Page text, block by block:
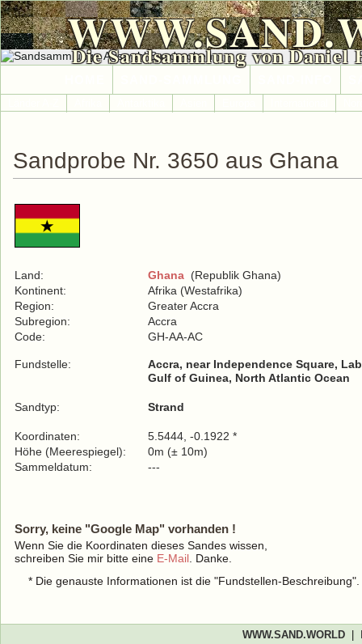
Die Sandsammlung von Daniel
Sandprobe Nr. 3650 aus Ghana
Land: Ghana (Republik Ghana)
Kontinent:
Afrika (Westafrika)
Region:
Greater Accra
Subregion:
Accra
Code:
GH-AA-AC
Fundstelle:
Accra, near Independence Square,
Gulf of Guinea, North Atlantic Ocean
Sandtyp: Strand
Koordinaten:
5.5444, -0.1922 *
Höhe (Meerespiegel):
0m (± 10m)
Sammeldatum:
---
Sorry, keine "Google Map" vorhanden !
Wenn Sie die Koordinaten dieses Sandes wissen,
schreiben Sie mir bitte eine E-Mail . Danke.
* Die genauste Informationen ist die "Fundstellen-
WWW.SAND.WORLD|